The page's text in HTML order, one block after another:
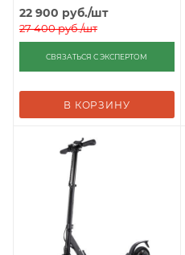
22 900 руб./шт
27 400руб./шт
СВЯЗАТЬСЯ С ЭКСПЕРТОМ
В КОРЗИНУ